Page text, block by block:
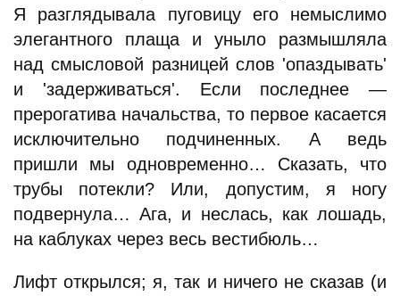
Я разглядывала пуговицу его немыслимо
элегантного плаща и уныло размышляла
над смысловой разницей слов 'опаздывать'
и 'задерживаться'. Если последнее —
прерогатива начальства, то первое касается
исключительно подчиненных. А ведь
пришли мы одновременно… Сказать, что
трубы потекли? Или, допустим, я ногу
подвернула… Ага, и неслась, как лошадь,
на каблуках через весь вестибюль…
Лифт открылся; я, так и ничего не сказав (и